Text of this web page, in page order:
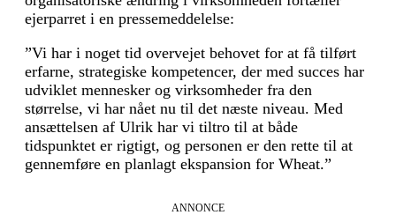
ejerparret i en pressemeddelelse:
”Vi har i noget tid overvejet behovet for at få tilført
erfarne, strategiske kompetencer, der med succes har
udviklet mennesker og virksomheder fra den
størrelse, vi har nået nu til det næste niveau. Med
ansæt­telsen af Ulrik har vi tiltro til at både
tidspunktet er rigtigt, og personen er den rette til at
gennemføre en planlagt ekspansion for Wheat.”
ANNONCE